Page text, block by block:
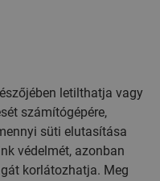
letilthatja vagy
számítógépére,
süti elutasítása
védelmét, azonban
korlátozhatja. Meg